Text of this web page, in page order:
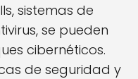
sistemas de
se pueden
cibernéticos.
de seguridad y